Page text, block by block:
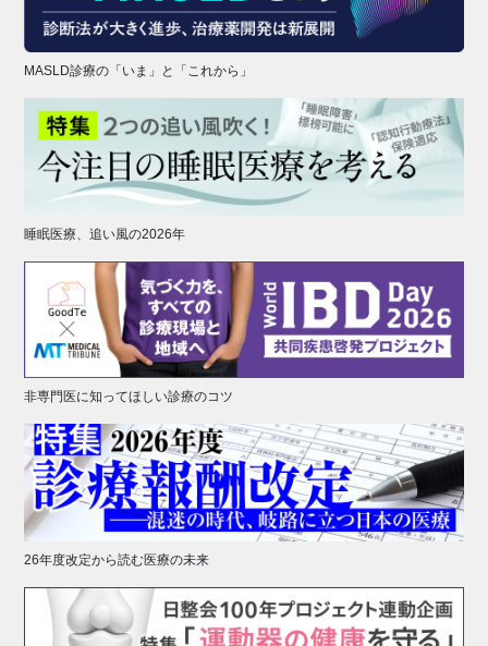
MASLD診療の「いま」と「これから」
睡眠医療、追い風の2026年
非専門医に知ってほしい診療のコツ
26年度改定から読む医療の未来